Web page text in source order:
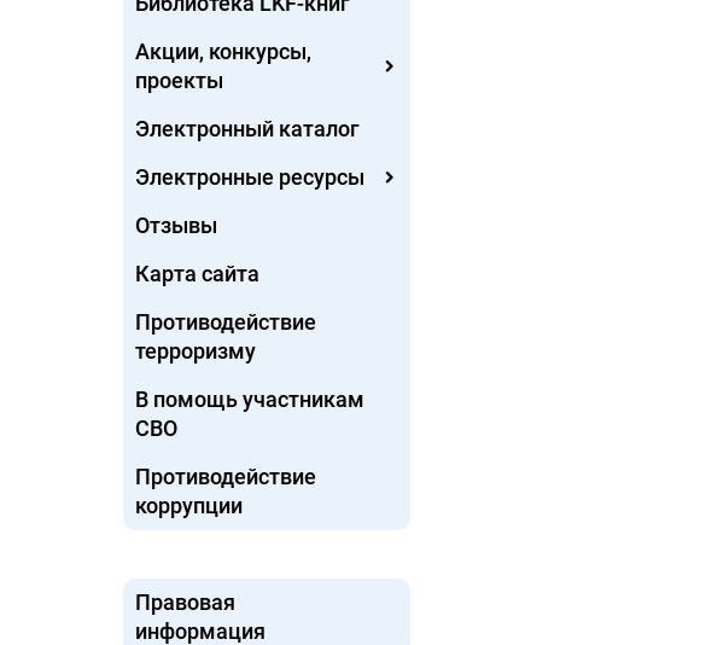
Акции, конкурсы,
проекты
Электронный каталог
Электронные ресурсы
Отзывы
Карта сайта
Противодействие
терроризму
В помощь участникам
СВО
Противодействие
коррупции
Правовая
информация